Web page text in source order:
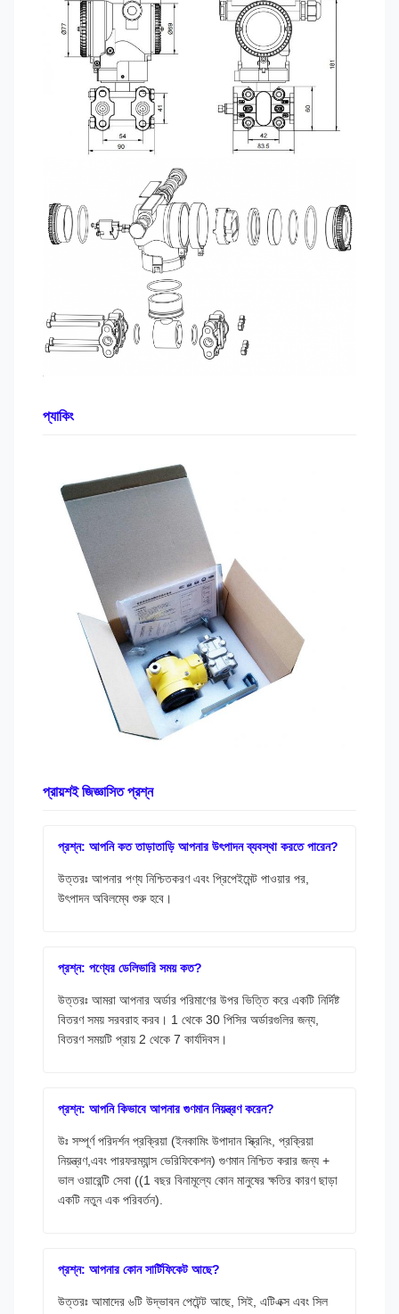
প্যাকিং
প্রায়শই জিজ্ঞাসিত প্রশ্ন
প্রশ্ন: আপনি কত তাড়াতাড়ি আপনার উৎপাদন ব্যবস্থা করতে পারেন?
উত্তরঃ আপনার পণ্য নিশ্চিতকরণ এবং প্রিপেইমেন্ট পাওয়ার পর,
উৎপাদন অবিলম্বে শুরু হবে।
প্রশ্ন: পণ্যের ডেলিভারি সময় কত?
উত্তরঃ আমরা আপনার অর্ডার পরিমাণের উপর ভিত্তি করে একটি নির্দিষ্ট
বিতরণ সময় সরবরাহ করব। 1 থেকে 30 পিসির অর্ডারগুলির জন্য,
বিতরণ সময়টি প্রায় 2 থেকে 7 কার্যদিবস।
প্রশ্ন: আপনি কিভাবে আপনার গুণমান নিয়ন্ত্রণ করেন?
উঃ সম্পূর্ণ পরিদর্শন প্রক্রিয়া (ইনকামিং উপাদান স্ক্রিনিং, প্রক্রিয়া
নিয়ন্ত্রণ,এবং পারফরম্যান্স ভেরিফিকেশন) গুণমান নিশ্চিত করার জন্য +
ভাল ওয়ারেন্টি সেবা ((1 বছর বিনামূল্যে কোন মানুষের ক্ষতির কারণ ছাড়া
একটি নতুন এক পরিবর্তন).
প্রশ্ন: আপনার কোন সার্টিফিকেট আছে?
উত্তরঃ আমাদের ৬টি উদ্ভাবন পেটেন্ট আছে, সিই, এটিএক্স এবং সিল